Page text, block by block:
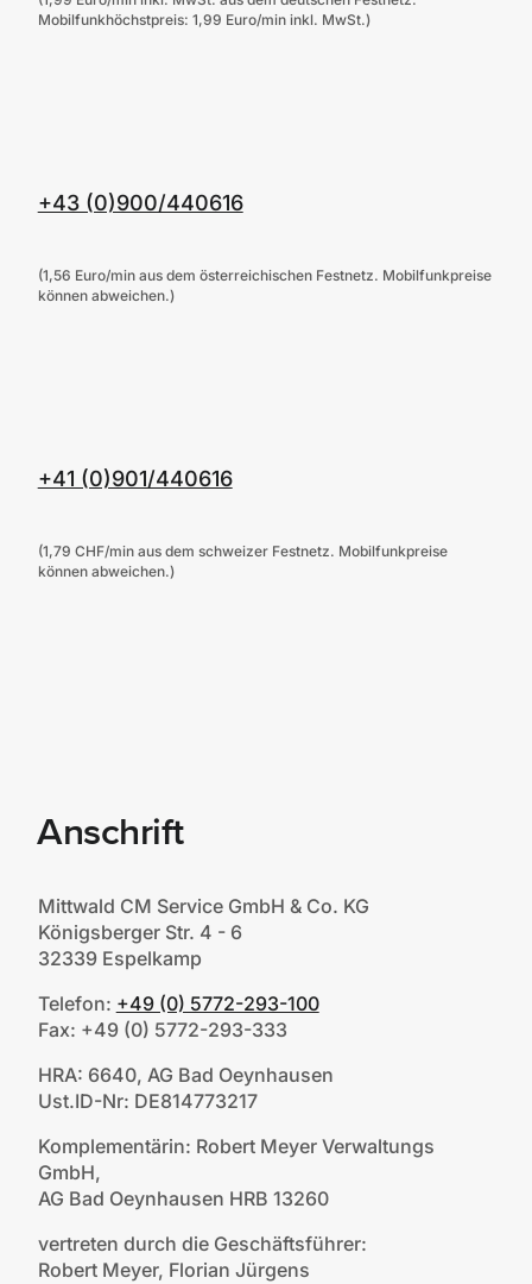
Mobilfunkhöchstpreis: 1,99 Euro/min inkl. MwSt.)
+43 (0)900/440616
(1,56 Euro/min aus dem österreichischen Festnetz. Mobilfunkpreise
können abweichen.)
+41 (0)901/440616
(1,79 CHF/min aus dem schweizer Festnetz. Mobilfunkpreise
können abweichen.)
Anschrift
Mittwald CM Service GmbH & Co. KG
Königsberger Str. 4 - 6
32339 Espelkamp
Telefon: +49 (0) 5772-293-100
Fax: +49 (0) 5772-293-333
HRA: 6640, AG Bad Oeynhausen
Ust.ID-Nr: DE814773217
Komplementärin: Robert Meyer Verwaltungs
GmbH,
AG Bad Oeynhausen HRB 13260
vertreten durch die Geschäftsführer:
Robert Meyer, Florian Jürgens